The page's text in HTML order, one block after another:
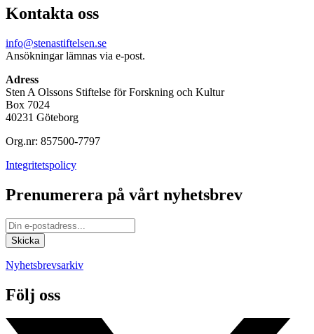
Kontakta oss
info@stenastiftelsen.se
Ansökningar lämnas via e-post.
Adress
Sten A Olssons Stiftelse för Forskning och Kultur
Box 7024
40231 Göteborg
Org.nr: 857500-7797
Integritetspolicy
Prenumerera på vårt nyhetsbrev
Nyhetsbrevsarkiv
Följ oss